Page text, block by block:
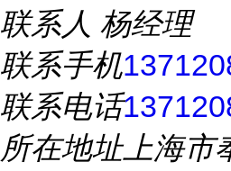
联系人 杨经理
联系手机
联系电话
所在地址上海市